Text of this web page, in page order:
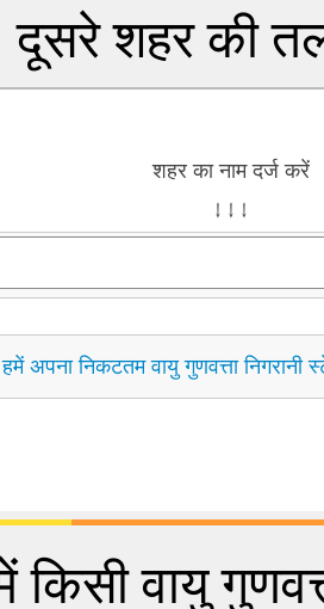
दूसरे शहर की
शहर का नाम दर्ज करें
↓ ↓ ↓
हमें अपना निकटतम वायु गुणवत्ता
वायु